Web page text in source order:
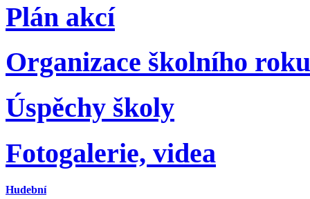
Plán akcí
Organizace školního roku
Úspěchy školy
Fotogalerie, videa
Hudební